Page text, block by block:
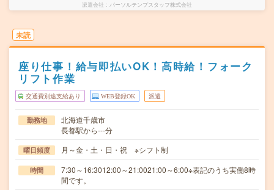
派遣会社 パーソルテンプスタッフ株式会社
未読
座り仕事！給与即払いOK！高時給！フォーク
リフト作業
交通費別途支給あり WEB登録OK 派遣
勤務地
北海道千歳市
長都駅から---分
曜日頻度 月～金・土・日・祝 ※シフト制
時間
7:30～16:3012:00～21:0021:00～6:00※表記のうち実働8時
間です。